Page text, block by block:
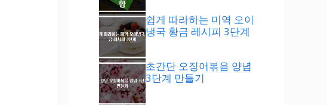
쉽게 따라하는 미역 오이
냉국 황금 레시피 3단계
초간단 오징어볶음 양념
3단계 만들기